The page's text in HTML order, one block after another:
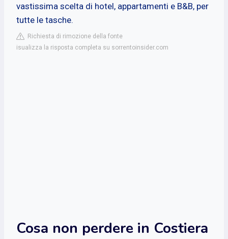
vastissima scelta di hotel, appartamenti e B&B, per
tutte le tasche.
Richiesta di rimozione della fonte
isualizza la risposta completa su sorrentoinsider.com
Cosa non perdere in Costiera